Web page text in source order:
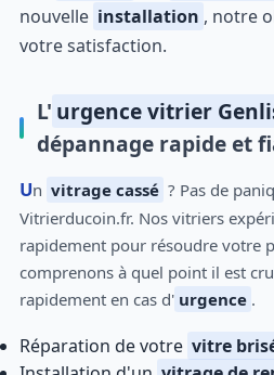
nouvelle installation , notre
votre satisfaction.
L' urgence vitrier
dépannage rapide et
Un vitrage cassé ? Pas de
Vitrierducoin.fr. Nos vitriers
rapidement pour résoudre votre
comprenons à quel point il est
rapidement en cas d' urgence .
Réparation de votre vitre